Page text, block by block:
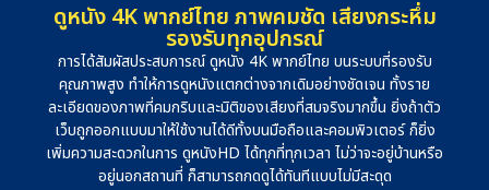
ดูหนัง 4K พากย์ไทย ภาพคมชัด เสียงกระหึ่ม
รองรับทุกอุปกรณ์
การได้สัมผัสประสบการณ์ ดูหนัง 4K พากย์ไทย บนระบบที่รองรับ
คุณภาพสูง ทำให้การดูหนังแตกต่างจากเดิมอย่างชัดเจน ทั้งราย
ละเอียดของภาพที่คมกริบและมิติของเสียงที่สมจริงมากขึ้น ยิ่งถ้าตัว
เว็บถูกออกแบบมาให้ใช้งานได้ดีทั้งบนมือถือและคอมพิวเตอร์ ก็ยิ่ง
เพิ่มความสะดวกในการ ดูหนังHD ได้ทุกที่ทุกเวลา ไม่ว่าจะอยู่บ้านหรือ
อยู่นอกสถานที่ ก็สามารถกดดูได้ทันทีแบบไม่มีสะดุด